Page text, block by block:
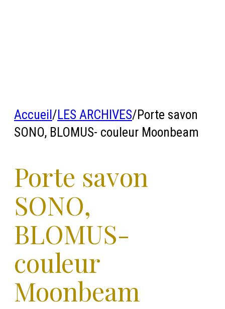
Accueil/LES ARCHIVES/Porte savon
SONO, BLOMUS- couleur Moonbeam
Porte savon
SONO,
BLOMUS-
couleur
Moonbeam